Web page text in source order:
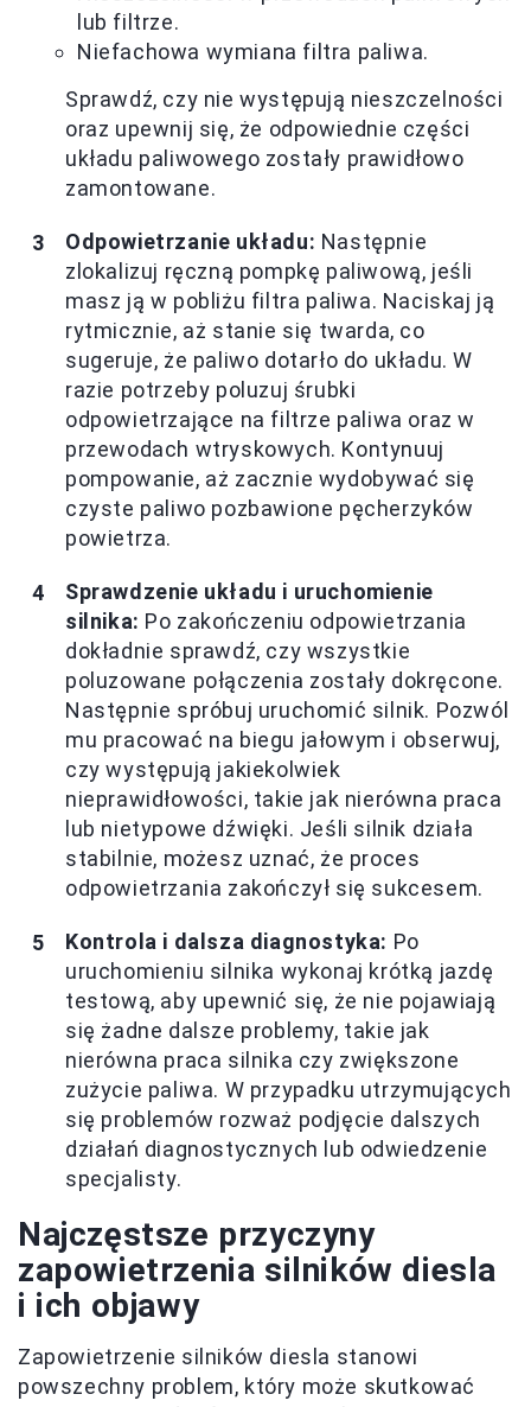
lub filtrze.
Niefachowa wymiana filtra paliwa.
Sprawdź, czy nie występują nieszczelności
oraz upewnij się, że odpowiednie części
układu paliwowego zostały prawidłowo
zamontowane.
Odpowietrzanie układu: Następnie
zlokalizuj ręczną pompkę paliwową, jeśli
masz ją w pobliżu filtra paliwa. Naciskaj ją
rytmicznie, aż stanie się twarda, co
sugeruje, że paliwo dotarło do układu. W
razie potrzeby poluzuj śrubki
odpowietrzające na filtrze paliwa oraz w
przewodach wtryskowych. Kontynuuj
pompowanie, aż zacznie wydobywać się
czyste paliwo pozbawione pęcherzyków
powietrza.
Sprawdzenie układu i uruchomienie
silnika: Po zakończeniu odpowietrzania
dokładnie sprawdź, czy wszystkie
poluzowane połączenia zostały dokręcone.
Następnie spróbuj uruchomić silnik. Pozwól
mu pracować na biegu jałowym i obserwuj,
czy występują jakiekolwiek
nieprawidłowości, takie jak nierówna praca
lub nietypowe dźwięki. Jeśli silnik działa
stabilnie, możesz uznać, że proces
odpowietrzania zakończył się sukcesem.
Kontrola i dalsza diagnostyka: Po
uruchomieniu silnika wykonaj krótką jazdę
testową, aby upewnić się, że nie pojawiają
się żadne dalsze problemy, takie jak
nierówna praca silnika czy zwiększone
zużycie paliwa. W przypadku utrzymujących
się problemów rozważ podjęcie dalszych
działań diagnostycznych lub odwiedzenie
specjalisty.
Najczęstsze przyczyny
zapowietrzenia silników diesla
i ich objawy
Zapowietrzenie silników diesla stanowi
powszechny problem, który może skutkować